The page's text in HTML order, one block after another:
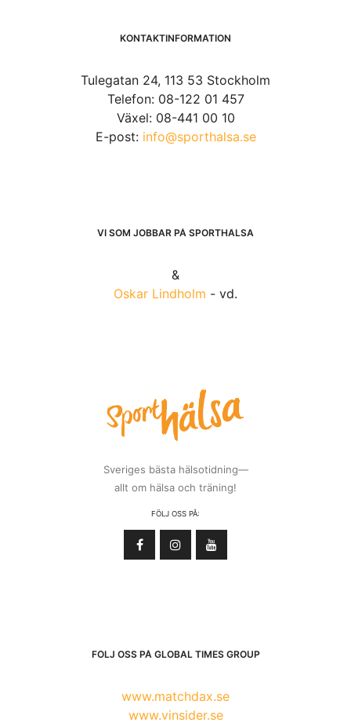
KONTAKTINFORMATION
Tulegatan 24, 113 53 Stockholm
Telefon: 08-122 01 457
Växel: 08-441 00 10
E-post: info@sporthalsa.se
VI SOM JOBBAR PÅ SPORTHÄLSA
&
Oskar Lindholm - vd.
Sveriges bästa hälsotidning—
allt om hälsa och träning!
FÖLJ OSS PÅ:
FÖLJ OSS PÅ GLOBAL TIMES GROUP
www.matchdax.se
www.vinsider.se